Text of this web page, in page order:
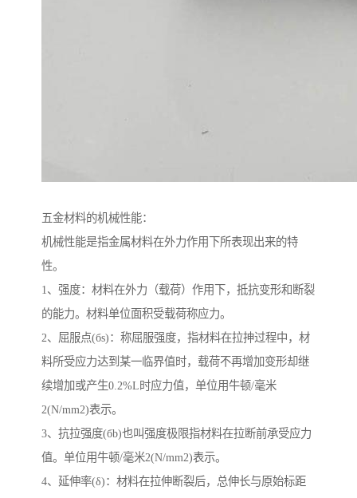
五金材料的机械性能：
机械性能是指金属材料在外力作用下所表现出来的特
性。
1、强度：材料在外力（载荷）作用下，抵抗变形和断裂
的能力。材料单位面积受载荷称应力。
2、屈服点(бs)：称屈服强度，指材料在拉抻过程中，材
料所受应力达到某一临界值时，载荷不再增加变形却继
续增加或产生0.2%L时应力值，单位用牛顿/毫米
2(N/mm2)表示。
3、抗拉强度(бb)也叫强度极限指材料在拉断前承受应力
值。单位用牛顿/毫米2(N/mm2)表示。
4、延伸率(δ)：材料在拉伸断裂后，总伸长与原始标距